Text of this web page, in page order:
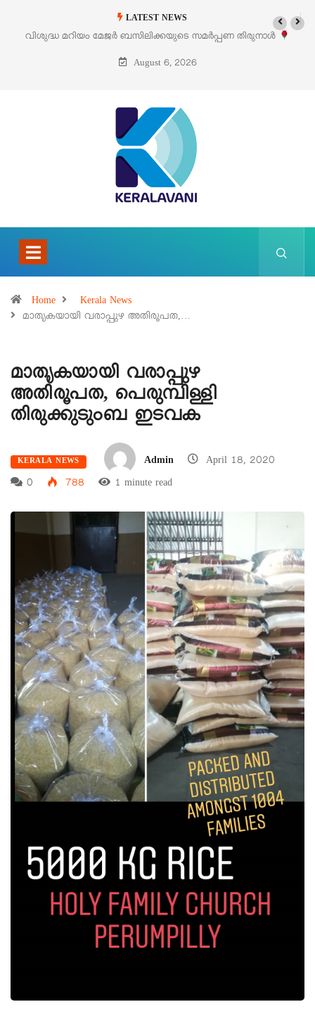
LATEST NEWS
തിരുനാൾ
‘പെറ്റൽസ്’ ലൈഫ് സ്റ്റൈൽ എക്സിബിഷനും സെയിലും
പെരുമാനൂരിൽ
August 6, 2026
Home
Kerala News
മാതൃകയായി വരാപ്പുഴ അതിരൂപത,…
മാതൃകയായി വരാപ്പുഴ
അതിരൂപത, പെരുമ്പിള്ളി
തിരുക്കുടുംബ ഇടവക
KERALA NEWS Admin
April 18, 2020
0
788 1 minute read